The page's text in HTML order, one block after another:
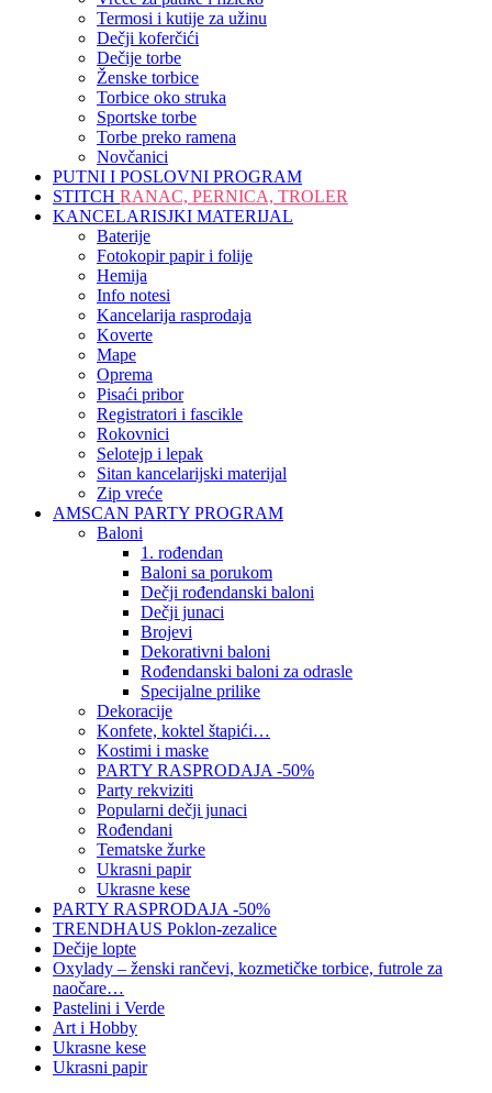
Termosi i kutije za užinu
Dečji koferčići
Dečije torbe
Ženske torbice
Torbice oko struka
Sportske torbe
Torbe preko ramena
Novčanici
PUTNI I POSLOVNI PROGRAM
STITCH RANAC, PERNICA, TROLER
KANCELARISJKI MATERIJAL
Baterije
Fotokopir papir i folije
Hemija
Info notesi
Kancelarija rasprodaja
Koverte
Mape
Oprema
Pisaći pribor
Registratori i fascikle
Rokovnici
Selotejp i lepak
Sitan kancelarijski materijal
Zip vreće
AMSCAN PARTY PROGRAM
Baloni
1. rođendan
Baloni sa porukom
Dečji rođendanski baloni
Dečji junaci
Brojevi
Dekorativni baloni
Rođendanski baloni za odrasle
Specijalne prilike
Dekoracije
Konfete, koktel štapići…
Kostimi i maske
PARTY RASPRODAJA -50%
Party rekviziti
Popularni dečji junaci
Rođendani
Tematske žurke
Ukrasni papir
Ukrasne kese
PARTY RASPRODAJA -50%
TRENDHAUS Poklon-zezalice
Dečije lopte
Oxylady – ženski rančevi, kozmetičke torbice, futrole za
naočare…
Pastelini i Verde
Art i Hobby
Ukrasne kese
Ukrasni papir